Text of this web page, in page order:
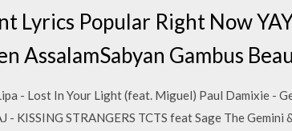
Lyrics Popular Right Now
AssalamSabyan Gambus
- Lost In Your Light (feat. Miguel) Paul Damixie -
- KISSING STRANGERS TCTS feat Sage The